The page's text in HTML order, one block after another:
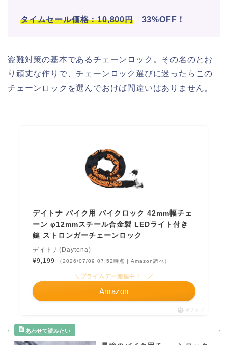
タイムセール価格：10,800円 33%OFF！
盗難対策の基本であるチェーンロック。その名のとお
り頑丈な作りで、チェーンロック選びに迷ったらこの
チェーンロックを選んでおけば間違いはありません。
デイトナ バイク用 バイクロック 42mm幅チェ
ーン φ12mmスチール合金製 LEDライト付き
鍵 ストロンガーチェーンロック
デイトナ(Daytona)
¥9,199
（2026/07/09 07:52時点 | Amazon調べ）
＼プライムデー開催中！ ／
Amazon
ポチップ